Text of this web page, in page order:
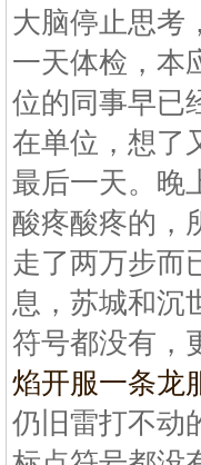
大脑停止思考
一天体检，本
位的同事早已
在单位，想了
最后一天。晚
酸疼酸疼的，
走了两万步而
息，苏城和沉
符号都没有，
焰开服一条龙
仍旧雷打不动